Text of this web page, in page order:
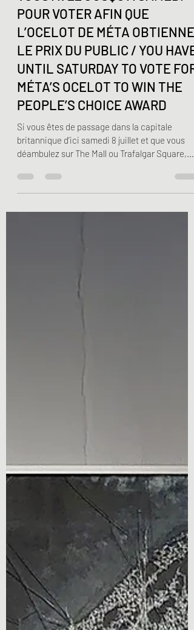
VOUS AVEZ JUSQU’À SAMEDI
POUR VOTER AFIN QUE
L’OCELOT DE MÉTA OBTIENNE
LE PRIX DU PUBLIC / YOU HAVE
UNTIL SATURDAY TO VOTE FOR
MÉTA’S OCELOT TO WIN THE
PEOPLE’S CHOICE AWARD
Si vous êtes de passage dans la capitale
déambulez sur The Mall ou Trafalgar Square,...